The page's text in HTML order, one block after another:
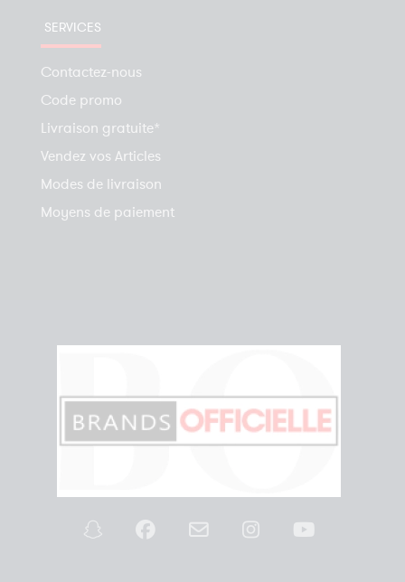
SERVICES
Contactez-nous
Code promo
Livraison gratuite*
Vendez vos Articles
Modes de livraison
Moyens de paiement